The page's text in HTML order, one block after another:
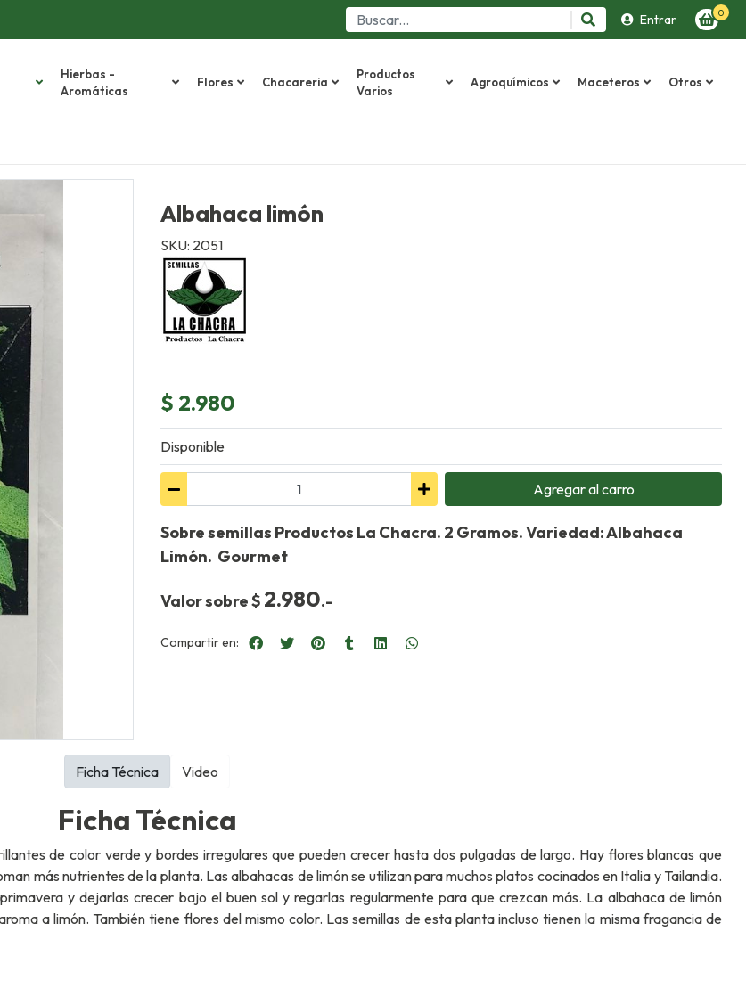
Entrar 0
Hierbas -
Aromáticas
Flores Chacareria
Productos
Varios
Agroquímicos Maceteros Otros
Albahaca limón
SKU: 2051
$ 2.980
Disponible
Agregaral carro
Sobre semillas Productos La Chacra. 2 Gramos. Variedad: Albahaca
Limón. Gourmet
Valor sobre $ 2.980.-
Compartir en:
Ficha Técnica
de color verde y bordes irregulares que pueden crecer hasta dos pulgadas de largo. Hay flores blancas que
más nutrientes de la planta. Las albahacas de limón se utilizan para muchos platos cocinados en Italia y Tailandia.
y dejarlas crecer bajo el buen sol y regarlas regularmente para que crezcan más. La albahaca de limón
a limón. También tiene flores del mismo color. Las semillas de esta planta incluso tienen la misma fragancia de
Ficha Técnica Video